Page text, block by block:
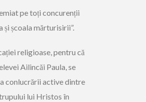
pe toți concurenții
școala mărturisirii”.
religioase, pentru că
Ailincăi Paula, se
conlucrării active dintre
lui Hristos în